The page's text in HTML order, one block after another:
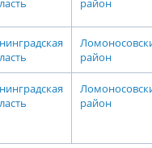
район
район
район